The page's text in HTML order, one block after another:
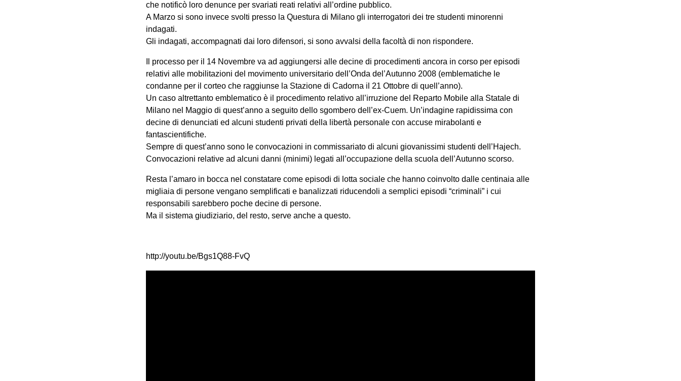
che notificò loro denunce per svariati reati relativi all’ordine pubblico.
A Marzo si sono invece svolti presso la Questura di Milano gli interrogatori dei tre studenti minorenni
indagati.
Gli indagati, accompagnati dai loro difensori, si sono avvalsi della facoltà di non rispondere.
Il processo per il 14 Novembre va ad aggiungersi alle decine di procedimenti ancora in corso per episodi
relativi alle mobilitazioni del movimento universitario dell’Onda del’Autunno 2008 (emblematiche le
condanne per il corteo che raggiunse la Stazione di Cadorna il 21 Ottobre di quell’anno).
Un caso altrettanto emblematico è il procedimento relativo all’irruzione del Reparto Mobile alla Statale di
Milano nel Maggio di quest’anno a seguito dello sgombero dell’ex-Cuem. Un’indagine rapidissima con
decine di denunciati ed alcuni studenti privati della libertà personale con accuse mirabolanti e
fantascientifiche.
Sempre di quest’anno sono le convocazioni in commissariato di alcuni giovanissimi studenti dell’Hajech.
Convocazioni relative ad alcuni danni (minimi) legati all’occupazione della scuola dell’Autunno scorso.
Resta l’amaro in bocca nel constatare come episodi di lotta sociale che hanno coinvolto dalle centinaia alle
migliaia di persone vengano semplificati e banalizzati riducendoli a semplici episodi “criminali” i cui
responsabili sarebbero poche decine di persone.
Ma il sistema giudiziario, del resto, serve anche a questo.
http://youtu.be/Bgs1Q88-FvQ